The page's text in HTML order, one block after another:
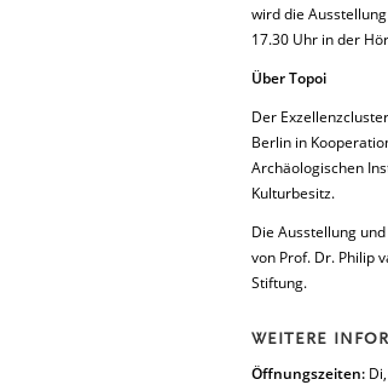
wird die
17.30 Uhr in der
Über Topoi
Der
Berlin in
Archäologischen
Kulturbesitz.
Die Ausstellung
von Prof. Dr. Philip
Stiftung.
WEITERE
Öffnungszeiten: